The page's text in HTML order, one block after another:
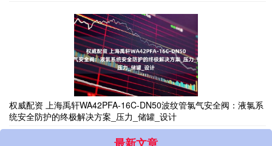
权威配资 上海禹轩WA42PFA-16C-DN50波纹管氯气安全阀：液氯系
统安全防护的终极解决方案_压力_储罐_设计